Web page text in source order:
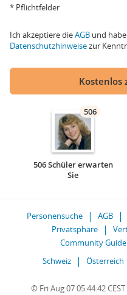
* Pflichtfelder
Ich akzeptiere dieAGB und
Datenschutzhinweisezur
Kostenlos
506
506 Schüler erwarten
Sie
Personensuche AGB
Privatsphäre
Community
Schweiz
Österreich
© Fri Aug 07 05:44:42